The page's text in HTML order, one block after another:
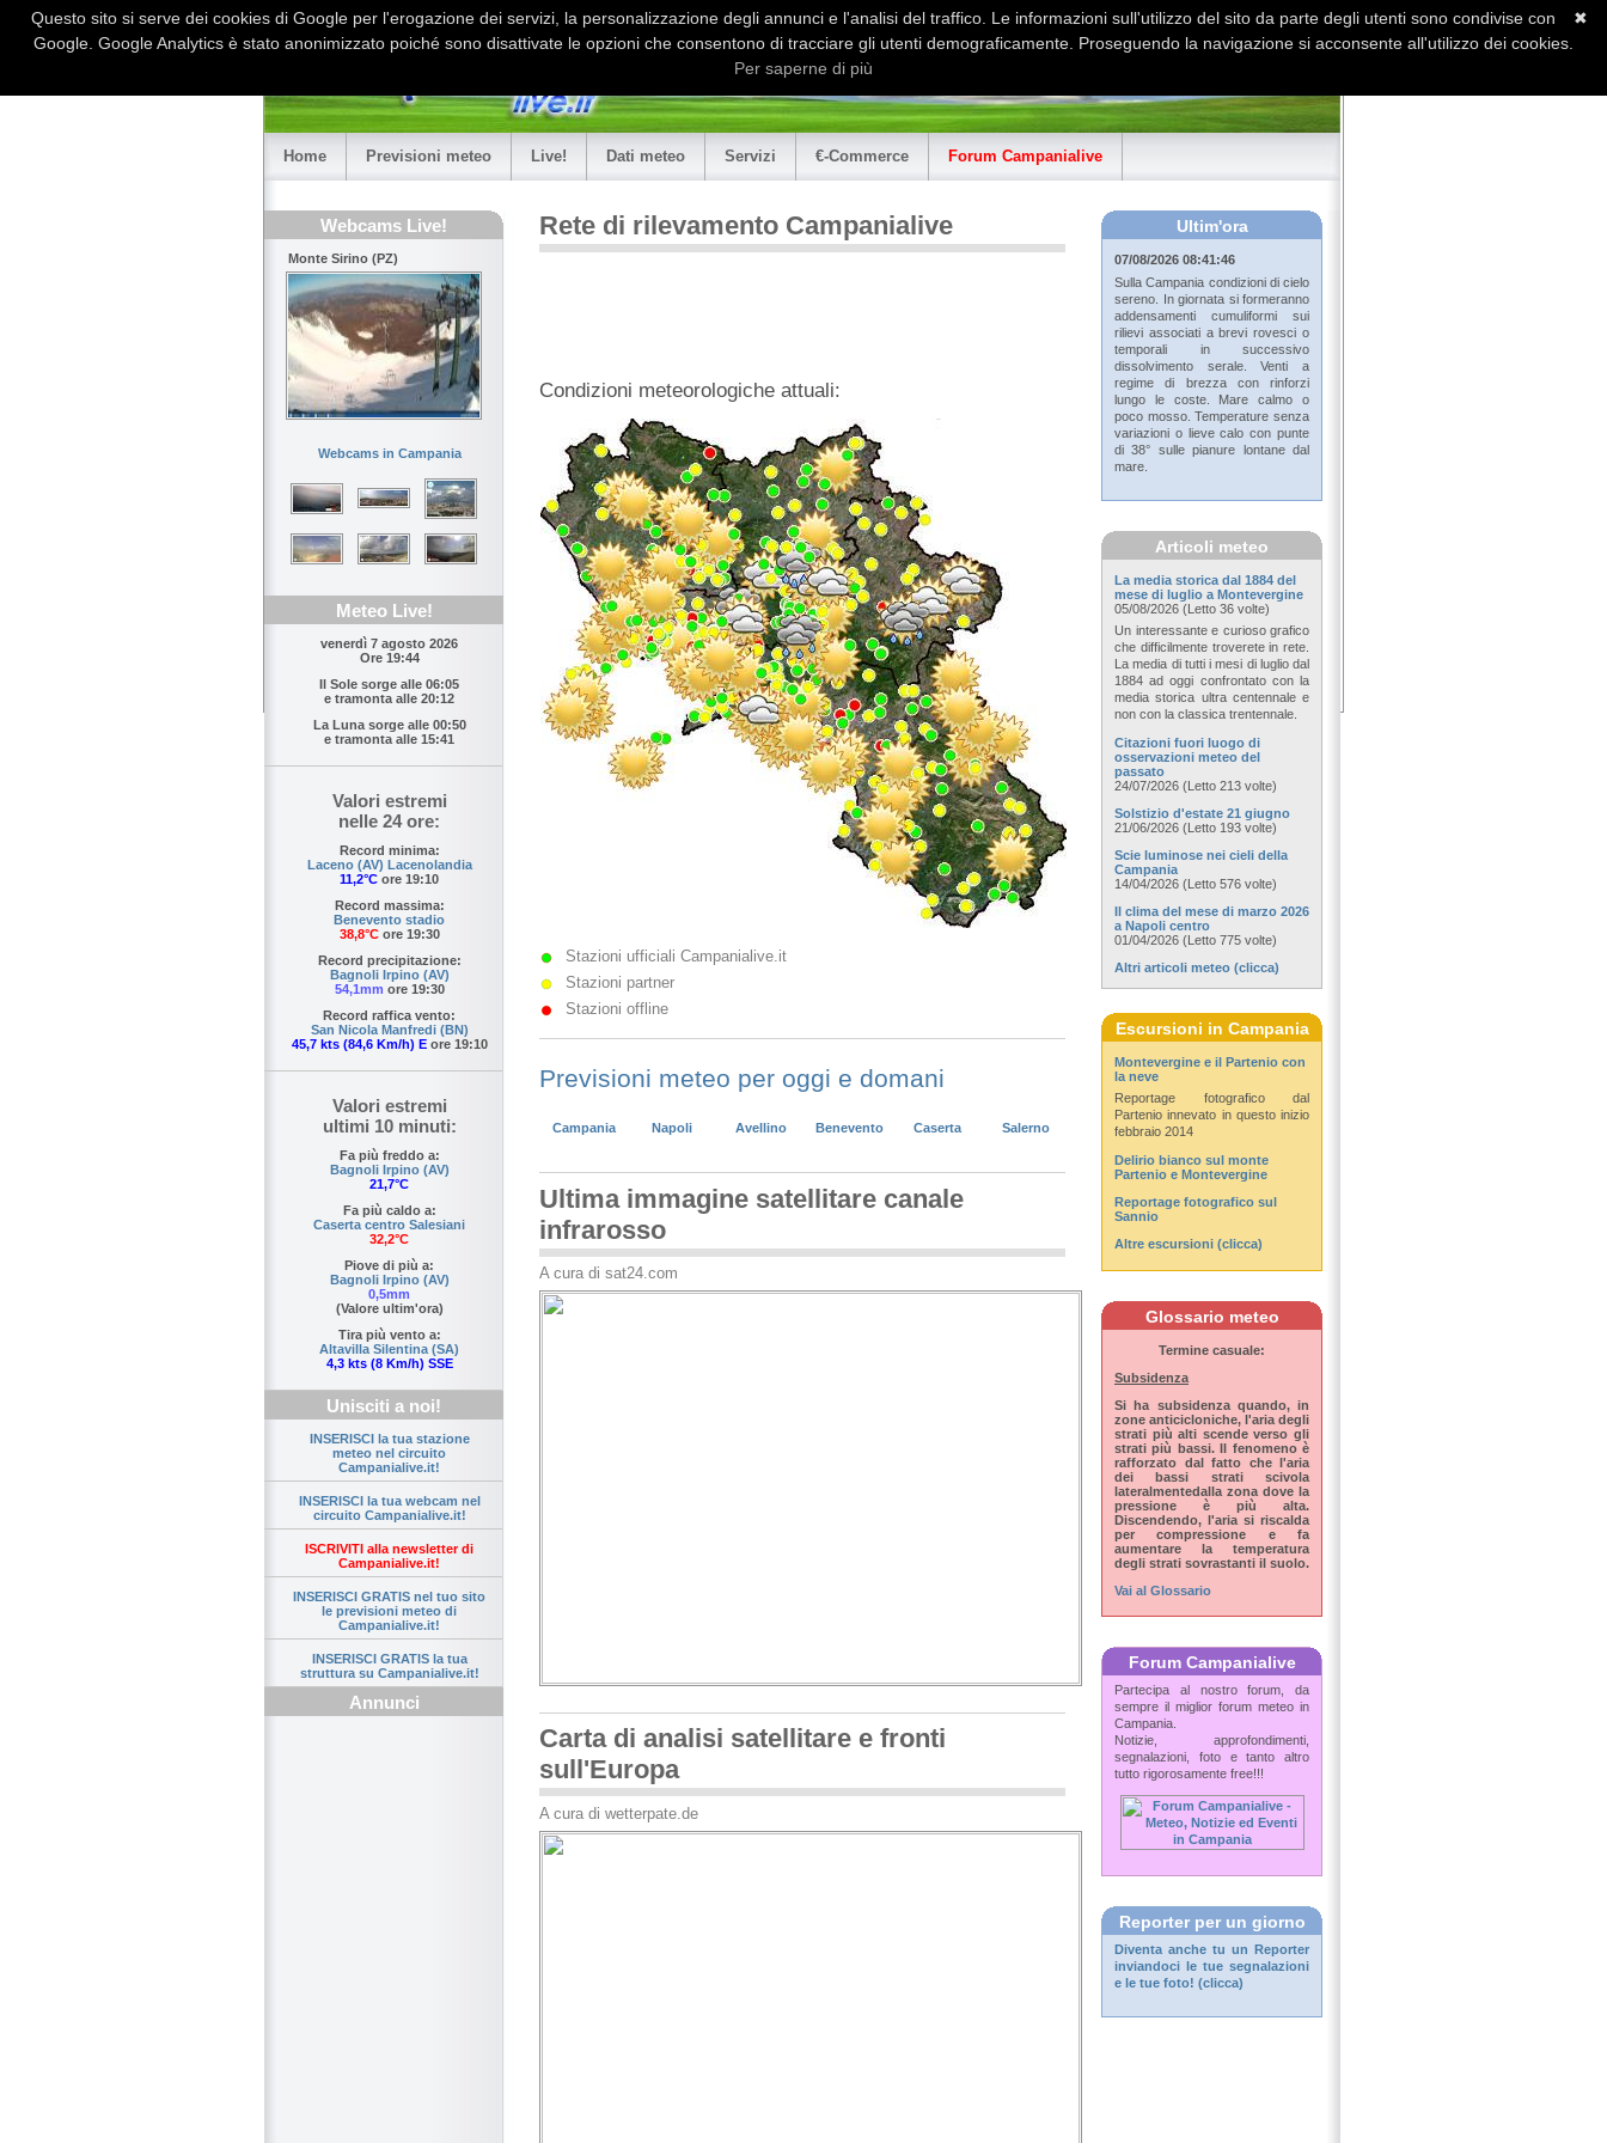
Home Previsioni meteo Live! Dati meteo Servizi €-Commerce Forum Campanialive
Webcams Live!
Monte Sirino (PZ)
Webcams in Campania
Meteo Live!
venerdì 7 agosto 2026
Ore 19:44
Il Sole sorge alle 06:05
e tramonta alle 20:12
La Luna sorge alle 00:50
e tramonta alle 15:41
Valori estremi
nelle 24 ore:
Record minima:
Laceno (AV) Lacenolandia
11,2°C ore 19:10
Record massima:
Benevento stadio
38,8°Core 19:30
Record precipitazione:
Bagnoli Irpino (AV)
54,1mm ore 19:30
Record raffica vento:
San Nicola Manfredi (BN)
45,7 kts (84,6 Km/h) Eore 19:10
Valori estremi
ultimi 10 minuti:
Fa più freddo a:
Bagnoli Irpino (AV)
21,7°C
Fa più caldo a:
Caserta centro Salesiani
32,2°C
Piove di più a:
Bagnoli Irpino (AV)
0,5mm
(Valore ultim'ora)
Tira più vento a:
Altavilla Silentina (SA)
4,3 kts (8 Km/h) SSE
Unisciti a noi!
INSERISCI la tua stazione
meteo nel circuito
Campanialive.it!
INSERISCI la tua webcam nel
circuito Campanialive.it!
ISCRIVITI alla newsletter di
Campanialive.it!
INSERISCI GRATIS nel tuo sito
le previsioni meteo di
Campanialive.it!
INSERISCI GRATIS la tua
struttura su Campanialive.it!
Annunci
Rete di rilevamento Campanialive
Condizioni meteorologiche attuali:
Stazioni ufficiali Campanialive.it
Stazioni partner
Stazioni offline
Previsioni meteo per oggi e domani
Campania Napoli Avellino Benevento Caserta Salerno
Ultima immagine satellitare canale
infrarosso
A cura di sat24.com
Carta di analisi satellitare e fronti
sull'Europa
A cura di wetterpate.de
Ultim'ora
07/08/2026 08:41:46
Sulla Campania condizioni di cielo
sereno. In giornata si formeranno
addensamenti cumuliformi sui
rilievi associati a brevi rovesci o
temporali in successivo
dissolvimento serale. Venti a
regime di brezza con rinforzi
lungo le coste. Mare calmo o
poco mosso. Temperature senza
variazioni o lieve calo con punte
di 38° sulle pianure lontane dal
mare.
Articoli meteo
La media storica dal 1884 del
mese di luglio a Montevergine
05/08/2026 (Letto 36 volte)
Un interessante e curioso grafico
che difficilmente troverete in rete.
La media di tutti i mesi di luglio dal
1884 ad oggi confrontato con la
media storica ultra centennale e
non con la classica trentennale.
Citazioni fuori luogo di
osservazioni meteo del
passato
24/07/2026 (Letto 213 volte)
Solstizio d'estate 21 giugno
21/06/2026 (Letto 193 volte)
Scie luminose nei cieli della
Campania
14/04/2026 (Letto 576 volte)
Il clima del mese di marzo 2026
a Napoli centro
01/04/2026 (Letto 775 volte)
Altri articoli meteo (clicca)
Escursioni in Campania
Montevergine e il Partenio con
la neve
Reportage fotografico dal
Partenio innevato in questo inizio
febbraio 2014
Delirio bianco sul monte
Partenio e Montevergine
Reportage fotografico sul
Sannio
Altre escursioni (clicca)
Glossario meteo
Termine casuale:
Subsidenza
Si ha subsidenza quando, in
zone anticicloniche, l'aria degli
strati più alti scende verso gli
strati più bassi. Il fenomeno è
rafforzato dal fatto che l'aria
dei bassi strati scivola
lateralmentedalla zona dove la
pressione è più alta.
Discendendo, l'aria si riscalda
per compressione e fa
aumentare la temperatura
degli strati sovrastanti il suolo.
Vai al Glossario
Forum Campanialive
Partecipa al nostro forum, da
sempre il miglior forum meteo in
Campania.
Notizie, approfondimenti,
segnalazioni, foto e tanto altro
tutto rigorosamente free!!!
Reporter per un giorno
Diventa anche tu un
Reporter
inviandoci le tue segnalazioni
e le tue foto! (clicca)
✖
Questo sito si serve dei cookies di Google per l'erogazione dei servizi, la personalizzazione degli annunci e l'analisi del traffico. Le informazioni sull'utilizzo del sito da parte degli utenti sono condivise con
Google. Google Analytics è stato anonimizzato poiché sono disattivate le opzioni che consentono di tracciare gli utenti demograficamente. Proseguendo la navigazione si acconsente all'utilizzo dei cookies.
Per saperne di più